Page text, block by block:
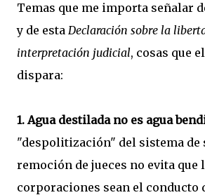
Temas que me importa señalar
y de esta Declaración sobre la
interpretación judicial, cosas que
dispara:
1. Agua destilada no es agua
"despolitización" del sistema de
remoción de jueces no evita que
corporaciones sean el conducto